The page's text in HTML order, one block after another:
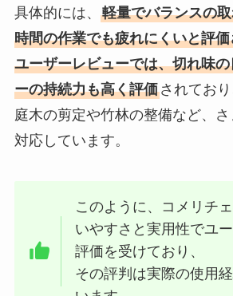
具体的には、 軽量でバランスの
時間の作業でも疲れにくいと評
ユーザーレビューでは、切れ味
ーの持続力も高く評価されており
庭木の剪定や竹林の整備など、
対応しています。
このように、コメリチ
いやすさと実用性でユ
評価を受けており、
その評判は実際の使用